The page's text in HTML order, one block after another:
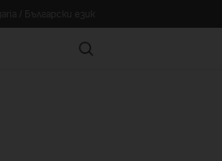
Search